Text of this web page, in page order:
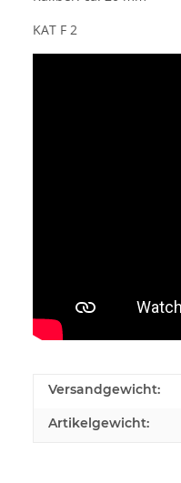
KAT F 2
Versandgewicht:
Artikelgewicht: